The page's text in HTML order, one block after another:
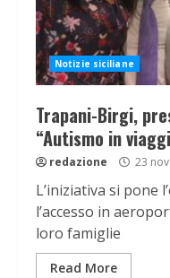
Notizie siciliane
Trapani-Birgi,
“Autismo in
redazione 23
L’iniziativa si pone
l’accesso in
loro famiglie
Read More